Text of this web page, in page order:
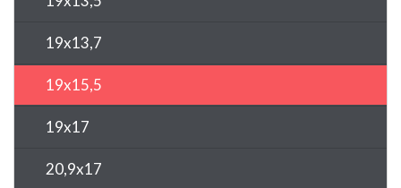
19x13,7
19x15,5
19x17
20,9x17